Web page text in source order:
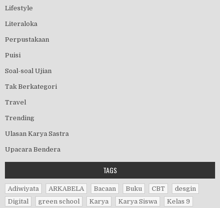
Lifestyle
Literaloka
Perpustakaan
Puisi
Soal-soal Ujian
Tak Berkategori
Travel
Trending
Ulasan Karya Sastra
Upacara Bendera
TAGS
Adiwiyata ARKABELA Bacaan Buku CBT
desgin
Digital
green school Karya Karya Siswa
Kelas 9